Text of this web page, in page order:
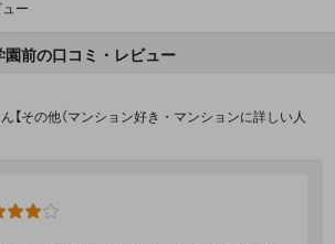
ー
前の口コミ・レビュー
【その他（マンション好き・マンションに詳しい人